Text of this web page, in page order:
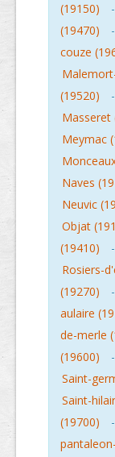
(19150)
-
(19470)
-
couze
(19520)
-
Masseret
Meymac
Naves
Neuvic
Objat
(19410)
-
Rosiers-
(19270)
-
aulaire
de-merle
(19600)
-
Saint-
Saint-
(19700)
-